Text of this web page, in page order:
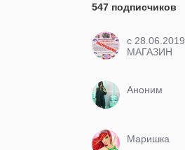
547 подписчиков
c 28.06.2019
МАГАЗИН
Аноним
Маришка